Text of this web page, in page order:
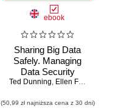
ebook
Sharing Big Data
Safely. Managing
Data Security
Ted Dunning, Ellen Friedman
(50,99 zł najniższa cena z 30 dni)